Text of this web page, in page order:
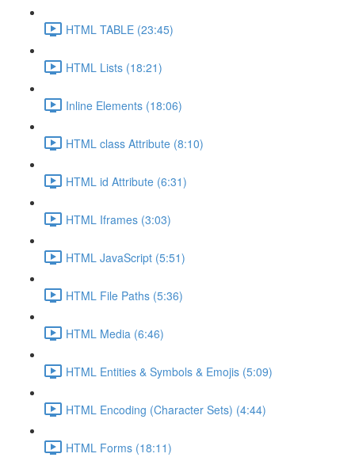
HTML TABLE (23:45)
HTML Lists (18:21)
Inline Elements (18:06)
HTML class Attribute (8:10)
HTML id Attribute (6:31)
HTML Iframes (3:03)
HTML JavaScript (5:51)
HTML File Paths (5:36)
HTML Media (6:46)
HTML Entities & Symbols & Emojis (5:09)
HTML Encoding (Character Sets) (4:44)
HTML Forms (18:11)